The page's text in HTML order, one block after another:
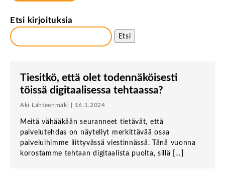
Etsi kirjoituksia
Etsi
Tiesitkö, että olet todennäköisesti
töissä digitaalisessa tehtaassa?
Aki Lähteenmäki | 16.1.2024
Meitä vähääkään seuranneet tietävät, että
palvelutehdas on näytellyt merkittävää osaa
palveluihimme liittyvässä viestinnässä. Tänä vuonna
korostamme tehtaan digitaalista puolta, sillä […]